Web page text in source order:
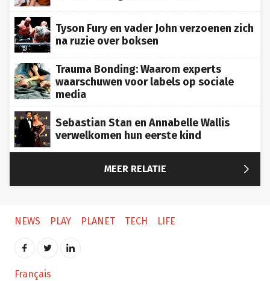
Tyson Fury en vader John verzoenen zich
na ruzie over boksen
Trauma Bonding: Waarom experts
waarschuwen voor labels op sociale
media
Sebastian Stan en Annabelle Wallis
verwelkomen hun eerste kind
MEER RELATIE 
NEWS PLAY PLANET TECH LIFE
Français